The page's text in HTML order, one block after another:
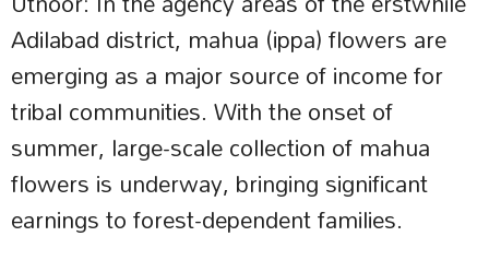
Adilabad district, mahua (ippa) flowers are
emerging as a major source of income for
tribal communities. With the onset of
summer, large-scale collection of mahua
flowers is underway, bringing significant
earnings to forest-dependent families.